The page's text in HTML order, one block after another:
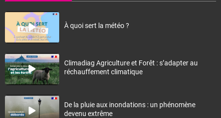
À quoi sert la météo ?
Climadiag Agriculture et Forêt : s’adapter au
réchauffement climatique
De la pluie aux inondations : un phénomène
devenu extrême